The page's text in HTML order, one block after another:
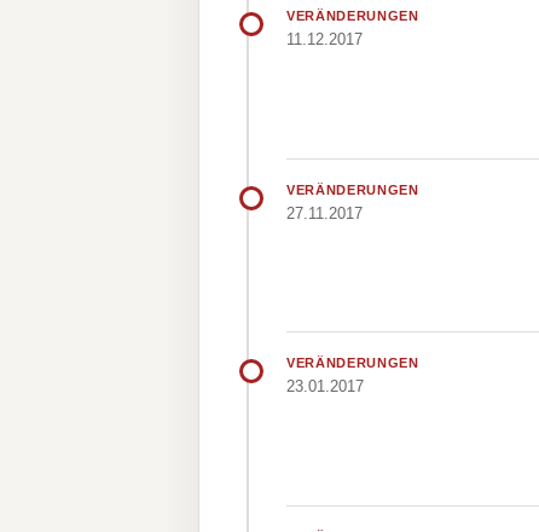
VERÄNDERUNGEN
11.12.2017
VERÄNDERUNGEN
27.11.2017
VERÄNDERUNGEN
23.01.2017